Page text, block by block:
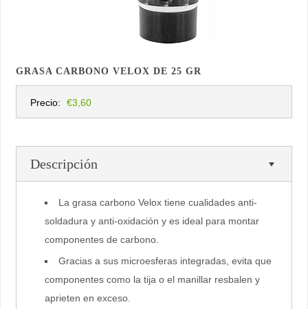
GRASA CARBONO VELOX DE 25 GR
Precio: €3,60
Descripción
La grasa carbono Velox tiene cualidades anti-
soldadura y anti-oxidación y es ideal para montar
componentes de carbono.
Gracias a sus microesferas integradas, evita que
componentes como la tija o el manillar resbalen y
aprieten en exceso.